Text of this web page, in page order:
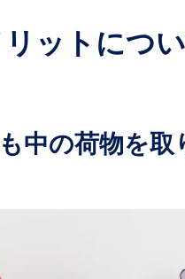
ットにつ
中の荷物を取